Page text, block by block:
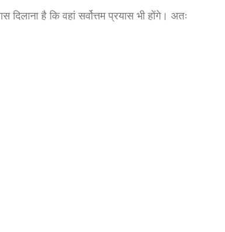
दिलाना है कि वहां सर्वोत्तम प्रयास भी होंगे। अतः